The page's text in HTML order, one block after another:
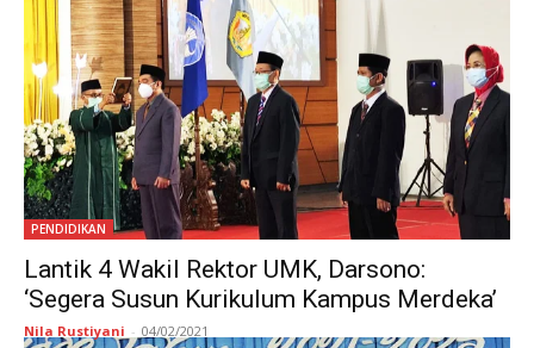
PENDIDIKAN
Lantik 4 Wakil Rektor UMK, Darsono:
‘Segera Susun Kurikulum Kampus Merdeka’
Nila Rustiyani - 04/02/2021